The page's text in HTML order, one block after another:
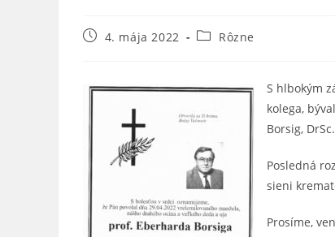
Post4. mája 2022
PostRôzne
S hlbokým
kolega,
Borsig, DrSc.
Posledná
sieni
Prosíme,